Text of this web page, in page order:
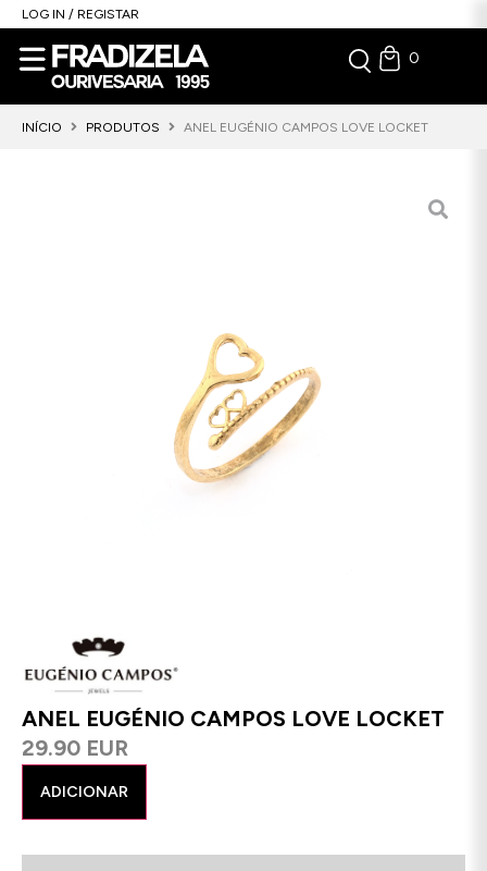
LOG IN / REGISTAR
0
INÍCIO PRODUTOS ANEL EUGÉNIO CAMPOS LOVE LOCKET
ANEL EUGÉNIO CAMPOS LOVE LOCKET
29.90 EUR
ADICIONAR